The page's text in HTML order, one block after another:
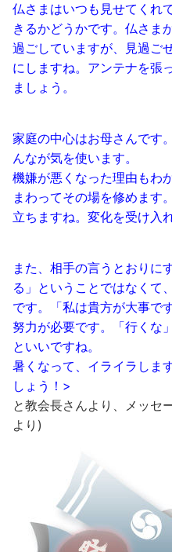
仏さまはいつも見せてくれ
きるかどうかです。仏さま
過ごしていますが、見過ご
にしますね。アンテナを張
ましょう。
家庭の中心はお母さんです
んなが気を使います。
機嫌が悪くなった理由もわ
まわってその場を修めます
立ちますね。変化を受け入
また、相手の言うとおりに
る」ということではなくて
です。「私は貴方が大事で
努力が必要です。「行くな
といいですね。
暑くなって、イライラしま
しょう！>
と教会長さんより、メッセ
より)